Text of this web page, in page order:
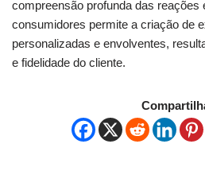
compreensão profunda das reações
consumidores permite a criação de
personalizadas e envolventes,
e fidelidade do cliente.